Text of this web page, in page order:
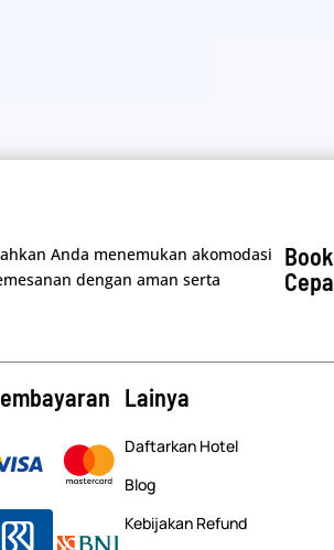
Anda menemukan akomodasi
dengan aman serta
Lainya
Daftarkan Hotel
Blog
Kebijakan Refund